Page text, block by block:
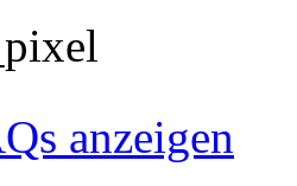
anzeigen